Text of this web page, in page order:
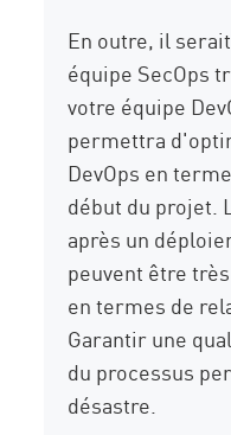
En outre, il
équipe SecOps
votre équipe
permettra
DevOps en
début du projet.
après un
peuvent être
en termes de
Garantir une
du processus
désastre.